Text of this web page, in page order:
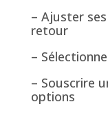
– Ajuster
retour
–
– Souscrire
options